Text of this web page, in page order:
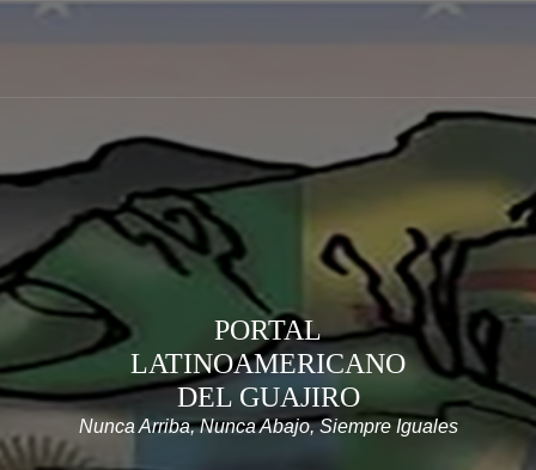
PORTAL
LATINOAMERICANO
DEL GUAJIRO
Nunca Arriba, Nunca Abajo, Siempre Iguales